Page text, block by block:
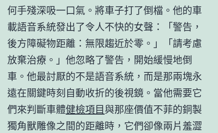
何手殘深吸一口氣。將車子打了倒檔。他的車
載語音系統發出了令人不快的女聲：「警告，
後方障礙物距離：無限趨近於零。」「請考慮
放棄治療。」他忽略了警告，開始緩慢地倒
車。他最討厭的不是語音系統，而是那兩塊永
遠在關鍵時刻自動收折的後視鏡。當他需要它
們來判斷車體健檢項目與那座價值不菲的銅製
獨角獸雕像之間的距離時，它們卻像兩片羞澀